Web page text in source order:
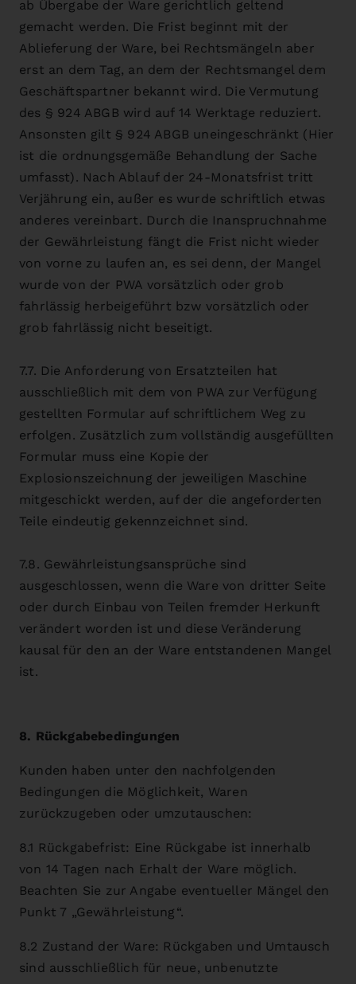
ab Übergabe der Ware gerichtlich geltend
gemacht werden. Die Frist beginnt mit der
Ablieferung der Ware, bei Rechtsmängeln aber
erst an dem Tag, an dem der Rechtsmangel dem
Geschäftspartner bekannt wird. Die Vermutung
des § 924 ABGB wird auf 14 Werktage reduziert.
Ansonsten gilt § 924 ABGB uneingeschränkt (Hier
ist die ordnungsgemäße Behandlung der Sache
umfasst). Nach Ablauf der 24-Monatsfrist tritt
Verjährung ein, außer es wurde schriftlich etwas
anderes vereinbart. Durch die Inanspruchnahme
der Gewährleistung fängt die Frist nicht wieder
von vorne zu laufen an, es sei denn, der Mangel
wurde von der PWA vorsätzlich oder grob
fahrlässig herbeigeführt bzw vorsätzlich oder
grob fahrlässig nicht beseitigt.
7.7. Die Anforderung von Ersatzteilen hat
ausschließlich mit dem von PWA zur Verfügung
gestellten Formular auf schriftlichem Weg zu
erfolgen. Zusätzlich zum vollständig ausgefüllten
Formular muss eine Kopie der
Explosionszeichnung der jeweiligen Maschine
mitgeschickt werden, auf der die angeforderten
Teile eindeutig gekennzeichnet sind.
7.8. Gewährleistungsansprüche sind
ausgeschlossen, wenn die Ware von dritter Seite
oder durch Einbau von Teilen fremder Herkunft
verändert worden ist und diese Veränderung
kausal für den an der Ware entstandenen Mangel
ist.
8. Rückgabebedingungen
Kunden haben unter den nachfolgenden
Bedingungen die Möglichkeit, Waren
zurückzugeben oder umzutauschen:
8.1 Rückgabefrist: Eine Rückgabe ist innerhalb
von 14 Tagen nach Erhalt der Ware möglich.
Beachten Sie zur Angabe eventueller Mängel den
Punkt 7 „Gewährleistung“.
8.2 Zustand der Ware: Rückgaben und Umtausch
sind ausschließlich für neue, unbenutzte